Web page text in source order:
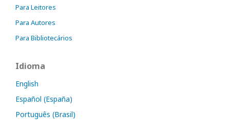
Para Leitores
Para Autores
Para Bibliotecários
Idioma
English
Español (España)
Português (Brasil)